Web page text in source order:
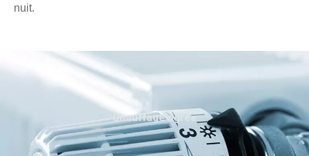
nuit.
Chauffage agréé